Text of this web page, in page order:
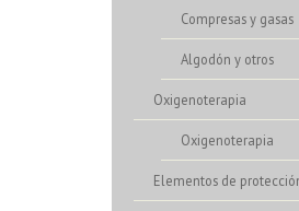
Compresas y gasas
Algodón y otros
Oxigenoterapia
Oxigenoterapia
Elementos de